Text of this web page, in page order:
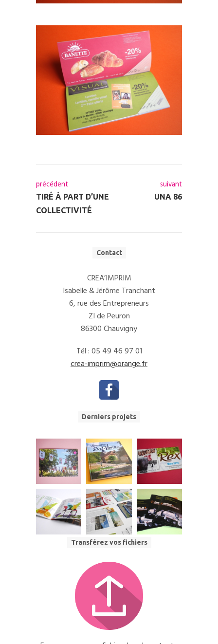
précédent
TIRÉ À PART D’UNE
COLLECTIVITÉ
suivant
UNA 86
Contact
CREA’IMPRIM
Isabelle & Jérôme Tranchant
6, rue des Entrepreneurs
ZI de Peuron
86300 Chauvigny
Tél : 05 49 46 97 01
crea-imprim@orange.fr
Derniers projets
Transférez vos fichiers